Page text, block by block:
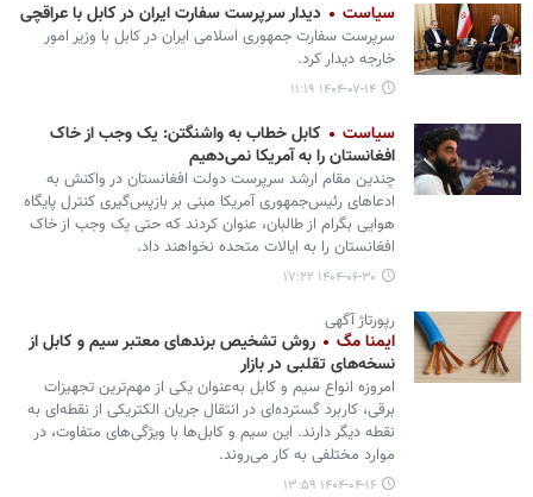
سیاست دیدار سرپرست سفارت ایران در کابل با عراقچی
سرپرست سفارت جمهوری اسلامی ایران در کابل با وزیر امور
خارجه دیدار کرد.
۱۴۰۴-۰۷-۱۴ ۱۱:۱۹
سیاست
کابل خطاب به واشنگتن: یک وجب از خاک
افغانستان را به آمریکا نمی‌دهیم
چندین مقام‌ ارشد سرپرست دولت افغانستان در واکنش به
ادعاهای رئیس‌جمهوری آمریکا مبنی بر بازپس‌گیری کنترل پایگاه
هوایی بگرام از طالبان، عنوان کردند که حتی یک وجب از خاک
افغانستان را به ایالات متحده نخواهند داد.
۱۴۰۴-۰۶-۳۰ ۱۷:۲۲
رپورتاژ آگهی
ایمنا مگ
روش تشخیص برندهای معتبر سیم و کابل از
نسخه‌های تقلبی در بازار
امروزه انواع سیم و کابل به‌عنوان یکی از مهم‌ترین تجهیزات
برقی، کاربرد گسترده‌ای در انتقال جریان الکتریکی از نقطه‌ای به
نقطه دیگر دارند. این سیم و کابل‌ها با ویژگی‌های متفاوت، در
موارد مختلفی به کار ‌می‌روند.
۱۴۰۴-۰۴-۱۶ ۱۳:۵۹